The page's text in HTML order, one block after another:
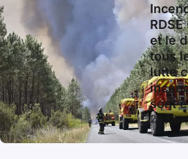
et le
tous
lutte
sont
26